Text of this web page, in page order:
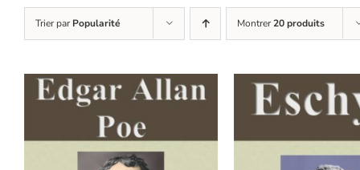
Trier parPopularité Montrer20 produits